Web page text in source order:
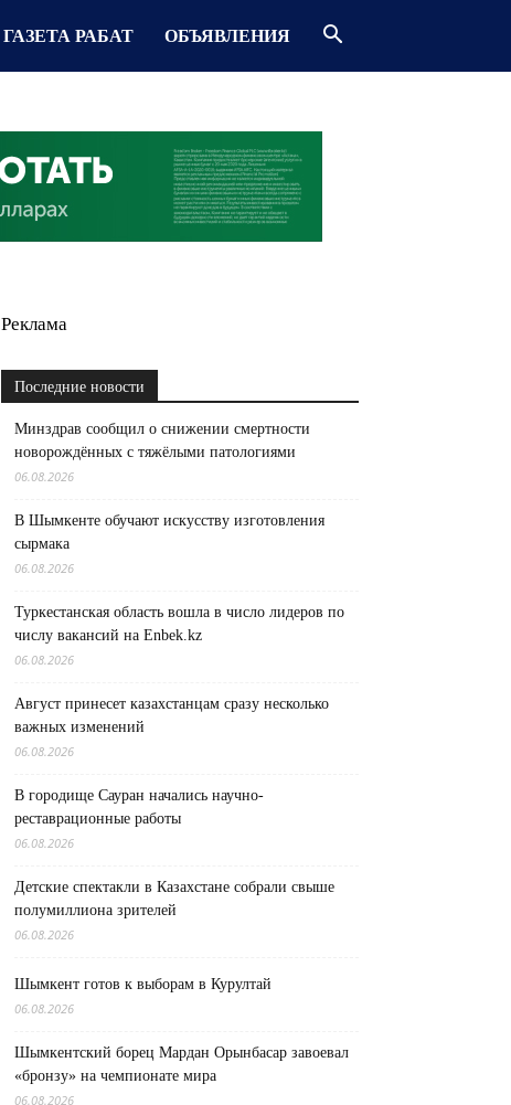
ГАЗЕТА РАБАТ ОБЪЯВЛЕНИЯ
Реклама
Последние новости
Минздрав сообщил о снижении смертности
новорождённых с тяжёлыми патологиями
06.08.2026
В Шымкенте обучают искусству изготовления
сырмака
06.08.2026
Туркестанская область вошла в число лидеров по
числу вакансий на Enbek.kz
06.08.2026
Август принесет казахстанцам сразу несколько
важных изменений
06.08.2026
В городище Сауран начались научно-
реставрационные работы
06.08.2026
Детские спектакли в Казахстане собрали свыше
полумиллиона зрителей
06.08.2026
Шымкент готов к выборам в Курултай
06.08.2026
Шымкентский борец Мардан Орынбасар завоевал
«бронзу» на чемпионате мира
06.08.2026